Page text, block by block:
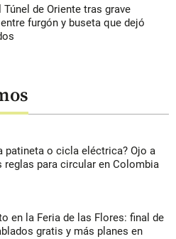
Túnel de Oriente tras grave
furgón y buseta que dejó
patineta o cicla eléctrica? Ojo a
reglas para circular en Colombia
en la Feria de las Flores: final de
gratis y más planes en